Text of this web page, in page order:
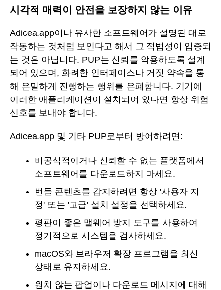
시각적 매력이 안전을 보장하지 않는 이유
Adicea.app이나 유사한 소프트웨어가 설명된 대로
작동하는 것처럼 보인다고 해서 그 적법성이 입증되
는 것은 아닙니다. PUP는 신뢰를 악용하도록 설계
되어 있으며, 화려한 인터페이스나 거짓 약속을 통
해 은밀하게 진행하는 행위를 은폐합니다. 기기에
이러한 애플리케이션이 설치되어 있다면 항상 위험
신호를 보내야 합니다.
Adicea.app 및 기타 PUP로부터 방어하려면:
비공식적이거나 신뢰할 수 없는 플랫폼에서
소프트웨어를 다운로드하지 마세요.
번들 콘텐츠를 감지하려면 항상 '사용자 지
정' 또는 '고급' 설치 설정을 선택하세요.
평판이 좋은 맬웨어 방지 도구를 사용하여
정기적으로 시스템을 검사하세요.
macOS와 브라우저 확장 프로그램을 최신
상태로 유지하세요.
원치 않는 팝업이나 다운로드 메시지에 대해